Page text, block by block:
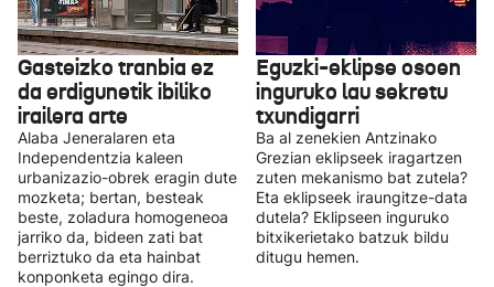
Gasteizko tranbia ez
da erdigunetik ibiliko
irailera arte
Alaba Jeneralaren eta
Independentzia kaleen
urbanizazio-obrek eragin dute
mozketa; bertan, besteak
beste, zoladura homogeneoa
jarriko da, bideen zati bat
berriztuko da eta hainbat
konponketa egingo dira.
Eguzki-eklipse osoen
inguruko lau sekretu
txundigarri
Ba al zenekien Antzinako
Grezian eklipseek iragartzen
zuten mekanismo bat zutela?
Eta eklipseek iraungitze-data
dutela? Eklipseen inguruko
bitxikerietako batzuk bildu
ditugu hemen.